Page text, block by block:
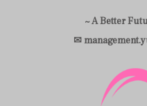
~ A Better
✉